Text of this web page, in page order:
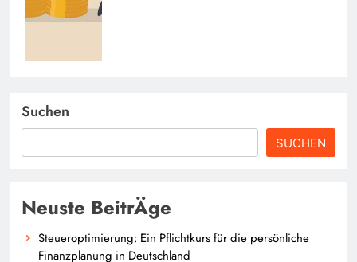
Suchen
SUCHEN
Neuste BeitrÄge
Steueroptimierung: Ein Pflichtkurs für die persönliche
Finanzplanung in Deutschland